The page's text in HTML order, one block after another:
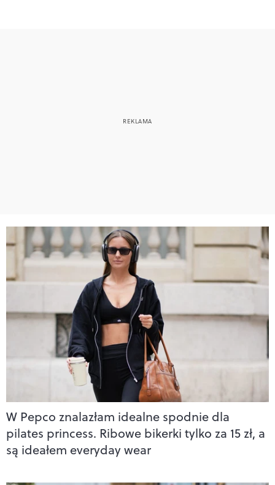
W Pepco znalazłam idealne spodnie dla
pilates princess. Ribowe bikerki tylko za 15 zł, a
są ideałem everyday wear